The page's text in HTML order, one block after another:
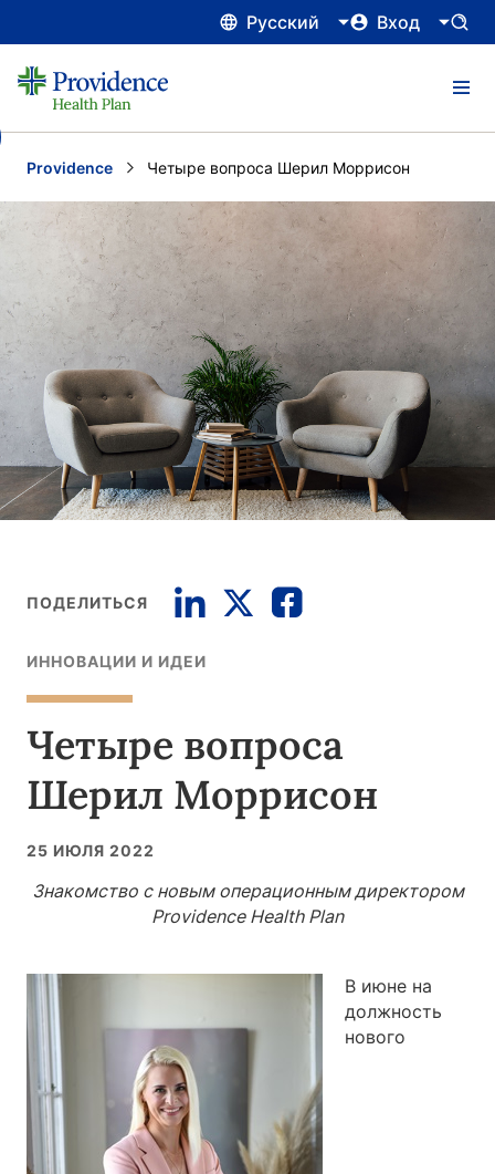
Русский Вход
Providence Current:
Четыре вопроса Шерил Моррисон
ПОДЕЛИТЬСЯ
ИННОВАЦИИ И ИДЕИ
Четыре вопроса
Шерил Моррисон
25 ИЮЛЯ 2022
Знакомство с новым операционным директором
Providence Health Plan
В июне на
должность
нового